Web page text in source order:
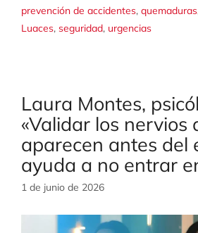
prevención de accidentes, quemaduras
Luaces, seguridad, urgencias
Laura Montes,
«Validar los nervios
aparecen antes del
ayuda a no entrar
1 de junio de 2026